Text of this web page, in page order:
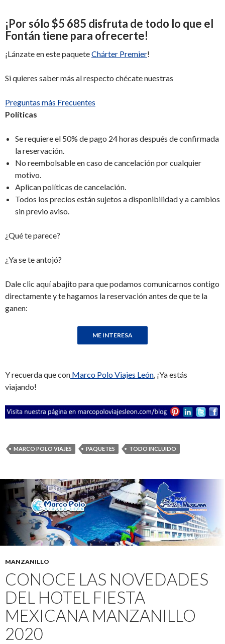
¡Por sólo$5 685 disfruta de todo lo que el
Fontán tiene para ofrecerte!
¡Lánzate en este paqueteChárter Premier!
Si quieres saber más al respecto chécate nuestras
Preguntas más Frecuentes
Políticas
Se requiere el 50% de pago 24 horas después de confirmada
la reservación.
No reembolsable en caso de cancelación por cualquier
motivo.
Aplican políticas de cancelación.
Todos los precios están sujetos a disponibilidad y a cambios
sin previo aviso.
¿Qué te parece?
¿Ya se te antojó?
Dale clic aquí abajito para que podamos comunicarnos contigo
directamente y te hagamos la reservación antes de que te la
ganen:
Y recuerda que con Marco Polo Viajes León, ¡Ya estás
viajando!
MARCO POLO VIAJES PAQUETES TODO INCLUIDO
MANZANILLO
CONOCE LAS NOVEDADES
DEL HOTEL FIESTA
MEXICANA MANZANILLO
2020